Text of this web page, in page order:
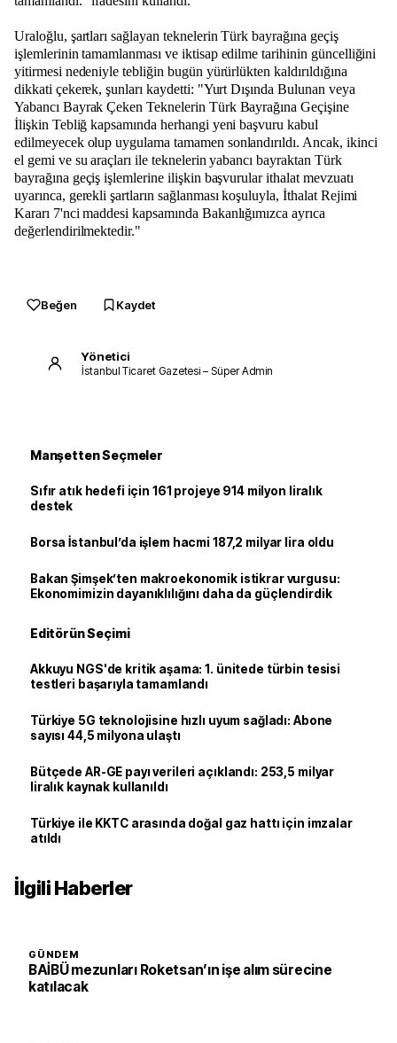
Uraloğlu, şartları sağlayan teknelerin Türk bayrağına geçiş
işlemlerinin tamamlanması ve iktisap edilme tarihinin güncelliğini
yitirmesi nedeniyle tebliğin bugün yürürlükten kaldırıldığına
dikkati çekerek, şunları kaydetti: "Yurt Dışında Bulunan veya
Yabancı Bayrak Çeken Teknelerin Türk Bayrağına Geçişine
İlişkin Tebliğ kapsamında herhangi yeni başvuru kabul
edilmeyecek olup uygulama tamamen sonlandırıldı. Ancak, ikinci
el gemi ve su araçları ile teknelerin yabancı bayraktan Türk
bayrağına geçiş işlemlerine ilişkin başvurular ithalat mevzuatı
uyarınca, gerekli şartların sağlanması koşuluyla, İthalat Rejimi
Kararı 7'nci maddesi kapsamında Bakanlığımızca ayrıca
değerlendirilmektedir."
Beğen Kaydet
Yönetici
İstanbul Ticaret Gazetesi – Süper Admin
Manşetten Seçmeler
Sıfır atık hedefi için 161 projeye 914 milyon liralık
destek
Borsa İstanbul’da işlem hacmi 187,2 milyar lira oldu
Bakan Şimşek’ten makroekonomik istikrar vurgusu:
Ekonomimizin dayanıklılığını daha da güçlendirdik
Editörün Seçimi
Akkuyu NGS'de kritik aşama: 1. ünitede türbin tesisi
testleri başarıyla tamamlandı
Türkiye 5G teknolojisine hızlı uyum sağladı: Abone
sayısı 44,5 milyona ulaştı
Bütçede AR-GE payı verileri açıklandı: 253,5 milyar
liralık kaynak kullanıldı
Türkiye ile KKTC arasında doğal gaz hattı için imzalar
atıldı
İlgili Haberler
GÜNDEM
BAİBÜ mezunları Roketsan’ın işe alım sürecine
katılacak